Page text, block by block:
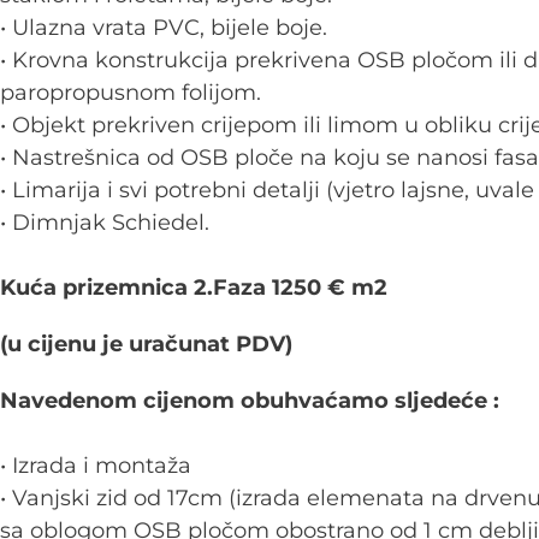
• Ulazna vrata PVC, bijele boje.
• Krovna konstrukcija prekrivena OSB pločom ili
paropropusnom folijom.
• Objekt prekriven crijepom ili limom u obliku
• Nastrešnica od OSB ploče na koju se nanosi
• Limarija i svi potrebni detalji (vjetro lajsne,
• Dimnjak Schiedel.
Kuća prizemnica 2.Faza 1250 € m2
(u cijenu je uračunat PDV)
Navedenom cijenom obuhvaćamo sljedeće :
• Izrada i montaža
• Vanjski zid od 17cm (izrada elemenata na
sa oblogom OSB pločom obostrano od 1 cm